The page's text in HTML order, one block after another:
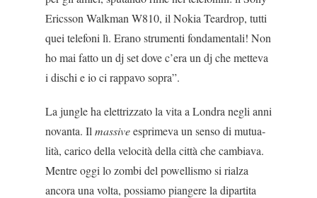
Ericsson Walkman W810, il Nokia Teardrop, tutti
quei telefoni lì. Erano stru­menti fondamentali! Non
ho mai fatto un dj set dove c’era un dj che metteva
i dischi e io ci rappavo sopra”.
La jungle ha elettrizzato la vita a Londra negli an­ni
novanta. Il massiveesprimeva un senso di mutua­
lità, carico della velocità della città che cambiava.
Mentre oggi lo zombi del powellismo si rialza
ancora una volta, possiamo piangere la dipartita